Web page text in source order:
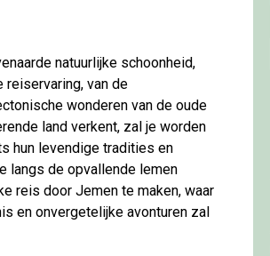
natuurlijke schoonheid,
van de
wonderen van de oude
land verkent, zal je worden
hun levendige tradities en
langs de opvallende lemen
reis door Jemen te maken, waar
en onvergetelijke avonturen zal